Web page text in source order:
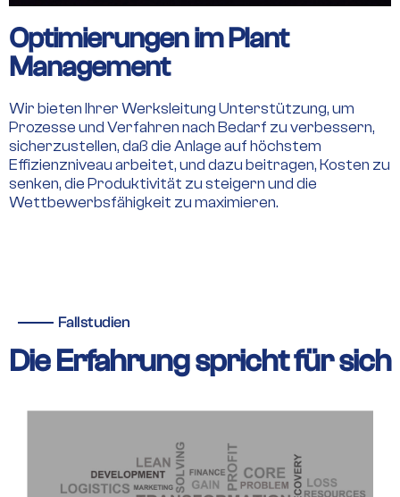
Optimierungen im Plant
Management
Wir bieten Ihrer Werksleitung Unterstützung, um
Prozesse und Verfahren nach Bedarf zu verbessern,
sicherzustellen, daß die Anlage auf höchstem
Effizienzniveau arbeitet, und dazu beitragen, Kosten zu
senken, die Produktivität zu steigern und die
Wettbewerbsfähigkeit zu maximieren.
Fallstudien
Die Erfahrung spricht für sich